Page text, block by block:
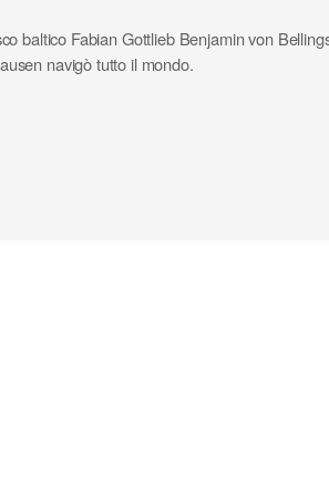
baltico Fabian Gottlieb Benjamin von
navigò tutto il mondo.